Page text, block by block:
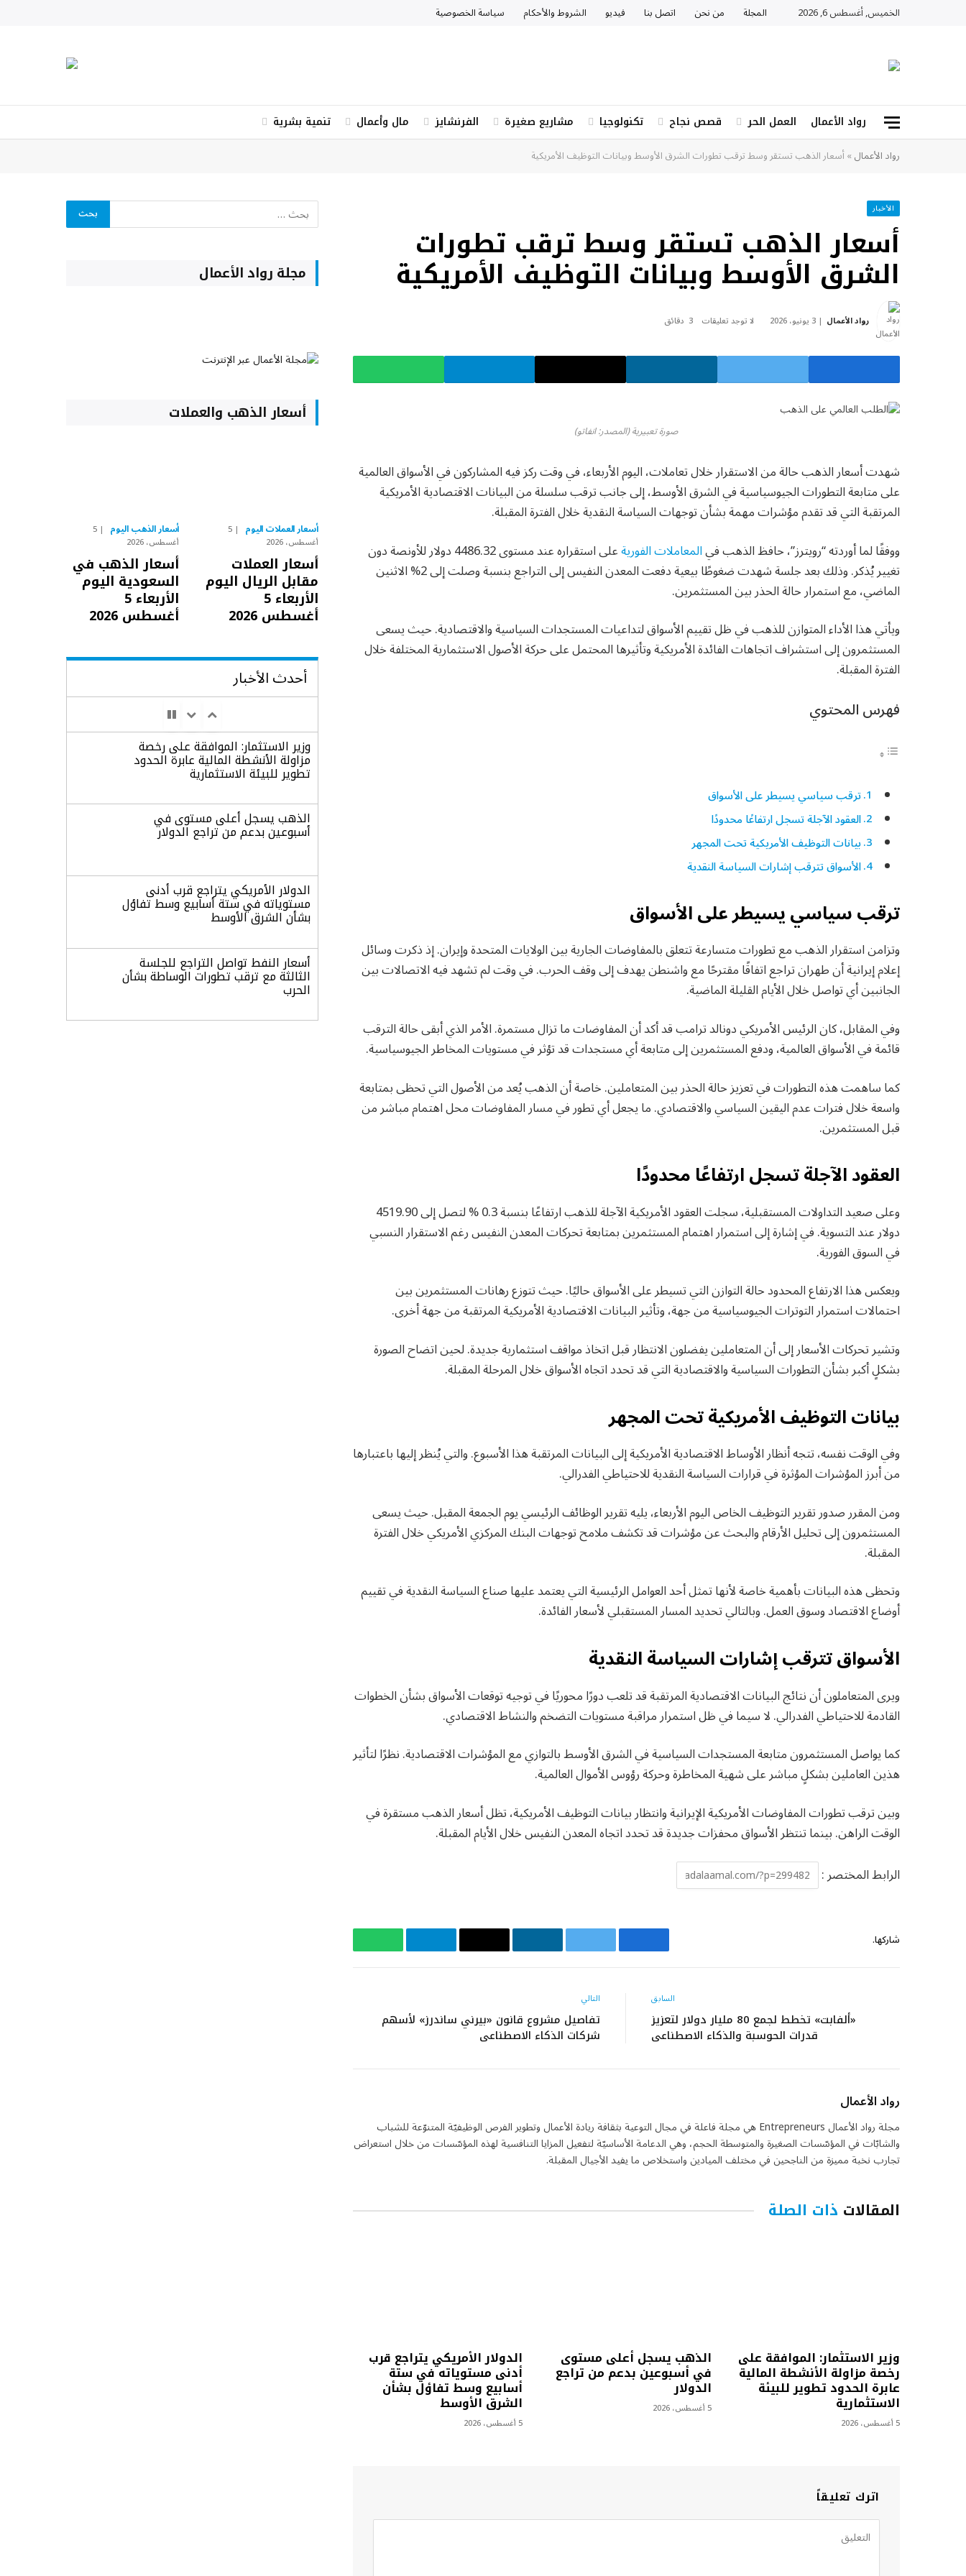
الخميس, أغسطس 6, 2026 المجلة من نحن اتصل بنا فيديو الشروط والأحكام سياسة الخصوصية
رواد الأعمال العمل الحر قصص نجاح تكنولوجيا مشاريع صغيرة الفرنشايز مال وأعمال تنمية بشرية
رواد الأعمال»أسعار الذهب تستقر وسط ترقب تطورات الشرق الأوسط وبيانات التوظيف الأمريكية
الأخبار
أسعار الذهب تستقر وسط ترقب تطورات
الشرق الأوسط وبيانات التوظيف الأمريكية
رواد الأعمال 3 يونيو، 2026 لا توجد تعليقات 3 دقائق
صورة تعبيرية (المصدر: انفاتو)
شهدت أسعار الذهب حالة من الاستقرار خلال تعاملات، اليوم الأربعاء، في وقت ركز فيه المشاركون في الأسواق العالمية
على متابعة التطورات الجيوسياسية في الشرق الأوسط، إلى جانب ترقب سلسلة من البيانات الاقتصادية الأمريكية
المرتقبة التي قد تقدم مؤشرات مهمة بشأن توجهات السياسة النقدية خلال الفترة المقبلة.
ووفقًا لما أوردته “رويترز”، حافظ الذهب فيالمعاملات الفورية
على استقراره عند مستوى 4486.32 دولار للأونصة دون
تغيير يُذكر. وذلك بعد جلسة شهدت ضغوطًا بيعية دفعت المعدن النفيس إلى التراجع بنسبة وصلت إلى 2% الاثنين
الماضي، مع استمرار حالة الحذر بين المستثمرين.
ويأتي هذا الأداء المتوازن للذهب في ظل تقييم الأسواق لتداعيات المستجدات السياسية والاقتصادية. حيث يسعى
المستثمرون إلى استشراف اتجاهات الفائدة الأمريكية وتأثيرها المحتمل على حركة الأصول الاستثمارية المختلفة خلال
الفترة المقبلة.
فهرس المحتوي
ترقب سياسي يسيطر على الأسواق
العقود الآجلة تسجل ارتفاعًا محدودًا
بيانات التوظيف الأمريكية تحت المجهر
الأسواق تترقب إشارات السياسة النقدية
ترقب سياسي يسيطر على الأسواق
وتزامن استقرار الذهب مع تطورات متسارعة تتعلق بالمفاوضات الجارية بين الولايات المتحدة وإيران. إذ ذكرت وسائل
إعلام إيرانية أن طهران تراجع اتفاقًا مقترحًا مع واشنطن يهدف إلى وقف الحرب. في وقت لم تشهد فيه الاتصالات بين
الجانبين أي تواصل خلال الأيام القليلة الماضية.
وفي المقابل، كان الرئيس الأمريكي دونالد ترامب قد أكد أن المفاوضات ما تزال مستمرة. الأمر الذي أبقى حالة الترقب
قائمة في الأسواق العالمية، ودفع المستثمرين إلى متابعة أي مستجدات قد تؤثر في مستويات المخاطر الجيوسياسية.
كما ساهمت هذه التطورات في تعزيز حالة الحذر بين المتعاملين. خاصة أن الذهب يُعد من الأصول التي تحظى بمتابعة
واسعة خلال فترات عدم اليقين السياسي والاقتصادي. ما يجعل أي تطور في مسار المفاوضات محل اهتمام مباشر من
قبل المستثمرين.
العقود الآجلة تسجل ارتفاعًا محدودًا
وعلى صعيد التداولات المستقبلية، سجلت العقود الأمريكية الآجلة للذهب ارتفاعًا بنسبة 0.3 % لتصل إلى 4519.90
دولار عند التسوية. في إشارة إلى استمرار اهتمام المستثمرين بمتابعة تحركات المعدن النفيس رغم الاستقرار النسبي
في السوق الفورية.
ويعكس هذا الارتفاع المحدود حالة التوازن التي تسيطر على الأسواق حاليًا. حيث تتوزع رهانات المستثمرين بين
احتمالات استمرار التوترات الجيوسياسية من جهة، وتأثير البيانات الاقتصادية الأمريكية المرتقبة من جهة أخرى.
وتشير تحركات الأسعار إلى أن المتعاملين يفضلون الانتظار قبل اتخاذ مواقف استثمارية جديدة. لحين اتضاح الصورة
بشكلٍ أكبر بشأن التطورات السياسية والاقتصادية التي قد تحدد اتجاه الأسواق خلال المرحلة المقبلة.
بيانات التوظيف الأمريكية تحت المجهر
وفي الوقت نفسه، تتجه أنظار الأوساط الاقتصادية الأمريكية إلى البيانات المرتقبة هذا الأسبوع. والتي يُنظر إليها باعتبارها
من أبرز المؤشرات المؤثرة في قرارات السياسة النقدية للاحتياطي الفدرالي.
ومن المقرر صدور تقرير التوظيف الخاص اليوم الأربعاء، يليه تقرير الوظائف الرئيسي يوم الجمعة المقبل. حيث يسعى
المستثمرون إلى تحليل الأرقام والبحث عن مؤشرات قد تكشف ملامح توجهات البنك المركزي الأمريكي خلال الفترة
المقبلة.
وتحظى هذه البيانات بأهمية خاصة لأنها تمثل أحد العوامل الرئيسية التي يعتمد عليها صناع السياسة النقدية في تقييم
أوضاع الاقتصاد وسوق العمل. وبالتالي تحديد المسار المستقبلي لأسعار الفائدة.
الأسواق تترقب إشارات السياسة النقدية
ويرى المتعاملون أن نتائج البيانات الاقتصادية المرتقبة قد تلعب دورًا محوريًا في توجيه توقعات الأسواق بشأن الخطوات
القادمة للاحتياطي الفدرالي. لا سيما في ظل استمرار مراقبة مستويات التضخم والنشاط الاقتصادي.
كما يواصل المستثمرون متابعة المستجدات السياسية في الشرق الأوسط بالتوازي مع المؤشرات الاقتصادية. نظرًا لتأثير
هذين العاملين بشكلٍ مباشر على شهية المخاطرة وحركة رؤوس الأموال العالمية.
وبين ترقب تطورات المفاوضات الأمريكية الإيرانية وانتظار بيانات التوظيف الأمريكية، تظل أسعار الذهب مستقرة في
الوقت الراهن. بينما تنتظر الأسواق محفزات جديدة قد تحدد اتجاه المعدن النفيس خلال الأيام المقبلة.
الرابط المختصر :
شاركها. فيسبوك تويتر لينكدإن البريد
تيلقرام واتساب
السابق
«ألفابت» تخطط لجمع 80 مليار دولار لتعزيز
قدرات الحوسبة والذكاء الاصطناعي
التالي
تفاصيل مشروع قانون «بيرني ساندرز» لأسهم
شركات الذكاء الاصطناعي
رواد الأعمال
مجلة رواد الأعمال Entrepreneurs هي مجلة فاعلة في مجال التوعية بثقافة ريادة الأعمال وتطوير الفرص الوظيفيّة المتنوّعة للشباب
والشابّات في المؤسّسات الصغيرة والمتوسطة الحجم، وهي الدعامة الأساسيّة لتفعيل المزايا التنافسية لهذه المؤسّسات من خلال استعراض
تجارب نخبة مميزة من الناجحين في مختلف الميادين واستخلاص ما يفيد الأجيال المقبلة.
المقالات ذات الصلة
وزير الاستثمار: الموافقة على
رخصة مزاولة الأنشطة المالية
عابرة الحدود تطوير للبيئة
الاستثمارية
5 أغسطس، 2026
الذهب يسجل أعلى مستوى
في أسبوعين بدعم من تراجع
الدولار
5 أغسطس، 2026
الدولار الأمريكي يتراجع قرب
أدنى مستوياته في ستة
أسابيع وسط تفاؤل بشأن
الشرق الأوسط
5 أغسطس، 2026
اترك تعليقاً
مجلة رواد الأعمال
أسعار الذهب والعملات
أسعار العملات اليوم 5
أغسطس، 2026
أسعار العملات
مقابل الريال اليوم
الأربعاء 5
أغسطس 2026
أسعار الذهب اليوم 5
أغسطس، 2026
أسعار الذهب في
السعودية اليوم
الأربعاء 5
أغسطس 2026
أحدث الأخبار
وزير الاستثمار: الموافقة على رخصة
مزاولة الأنشطة المالية عابرة الحدود
تطوير للبيئة الاستثمارية
الذهب يسجل أعلى مستوى في
أسبوعين بدعم من تراجع الدولار
الدولار الأمريكي يتراجع قرب أدنى
مستوياته في ستة أسابيع وسط تفاؤل
بشأن الشرق الأوسط
أسعار النفط تواصل التراجع للجلسة
الثالثة مع ترقب تطورات الوساطة بشأن
الحرب